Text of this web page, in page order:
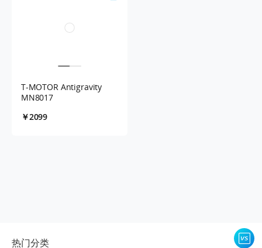
T-MOTOR Antigravity
MN8017
￥2099
热门分类